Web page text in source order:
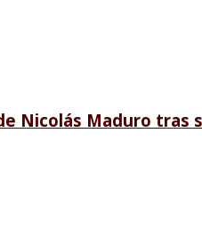
Nicolás Maduro tras